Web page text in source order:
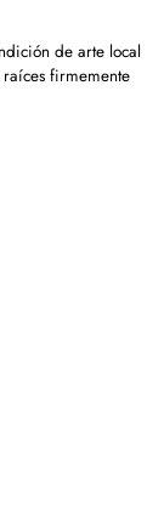
de arte local
firmemente